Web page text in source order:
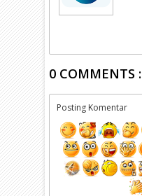
0 COMMENTS :
Posting Komentar